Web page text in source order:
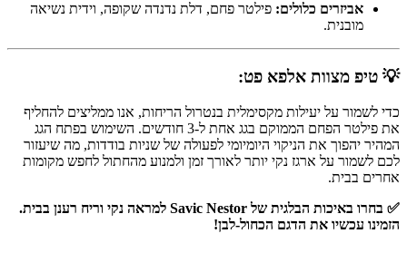
אביזרים כלולים: פילטר פחם, דלת נדנדה שקופה, וידית נשיאה
מובנית.
💡 טיפ מצוות אלפא פט:
כדי לשמור על יעילות מקסימלית בנטרול הריחות, אנו ממליצים להחליף
את פילטר הפחם הממוקם בגג אחת ל-3 חודשים. השימוש בפתח הגג
המהיר יהפוך את הניקוי היומיומי לפעולה של שניות בודדות, מה שיעזור
לכם לשמור על ארגז נקי יותר לאורך זמן ולמנוע מהחתול לחפש מקומות
אחרים בבית.
✅ בחרו באיכות הבלגית של Savic Nestor למראה נקי וריח רענן בבית.
הזמינו עכשיו את הדגם הכחול-לבן!